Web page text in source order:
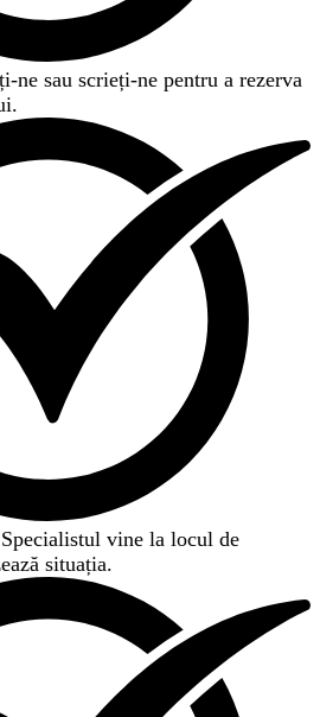
ne sau scrieți-ne pentru a rezerva
Specialistul vine la locul de
situația.